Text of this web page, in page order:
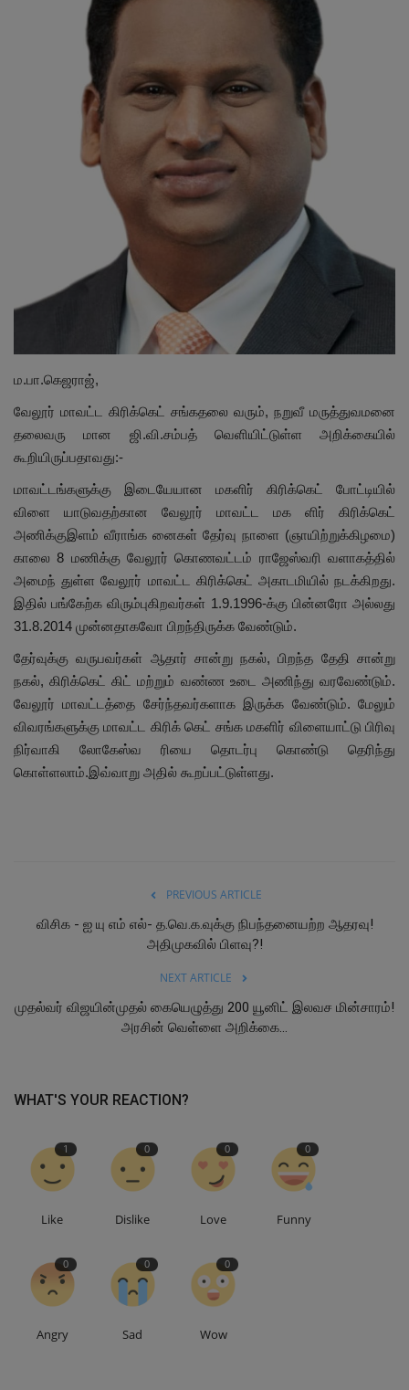
நீச்சலடித்து தப்பிய மாமியார்! தண்ணிரில்
ம.பா.கெஜராஜ்,
வேலூர் மாவட்ட கிரிக்கெட் சங்கதலை வரும், நறுவீ மருத்துவமனை
தலைவரு மான ஜி.வி.சம்பத் வெளியிட்டுள்ள அறிக்கையில்
கூறியிருப்பதாவது:-
மாவட்டங்களுக்கு இடையேயான மகளிர் கிரிக்கெட் போட்டியில்
விளை யாடுவதற்கான வேலூர் மாவட்ட மக ளிர் கிரிக்கெட்
அணிக்குஇளம் வீராங்க னைகள் தேர்வு நாளை (ஞாயிற்றுக்கிழமை)
காலை 8 மணிக்கு வேலூர் கொணவட்டம் ராஜேஸ்வரி வளாகத்தில்
அமைந் துள்ள வேலூர் மாவட்ட கிரிக்கெட் அகாடமியில் நடக்கிறது.
இதில் பங்கேற்க விரும்புகிறவர்கள் 1.9.1996-க்கு பின்னரோ அல்லது
31.8.2014 முன்னதாகவோ பிறந்திருக்க வேண்டும்.
தேர்வுக்கு வருபவர்கள் ஆதார் சான்று நகல், பிறந்த தேதி சான்று
நகல், கிரிக்கெட் கிட் மற்றும் வண்ண உடை அணிந்து வரவேண்டும்.
வேலூர் மாவட்டத்தை சேர்ந்தவர்களாக இருக்க வேண்டும். மேலும்
விவரங்களுக்கு மாவட்ட கிரிக் கெட் சங்க மகளிர் விளையாட்டு பிரிவு
நிர்வாகி லோகேஸ்வ ரியை தொடர்பு கொண்டு தெரிந்து
கொள்ளலாம்.இவ்வாறு அதில் கூறப்பட்டுள்ளது.
PREVIOUS ARTICLE
விசிக - ஐ யு எம் எல்- த.வெ.க.வுக்கு நிபந்தனையற்ற ஆதரவு!
அதிமுகவில் பிளவு?!
NEXT ARTICLE
முதல்வர் விஜயின்முதல் கையெழுத்து 200 யூனிட் இலவச மின்சாரம்!
அரசின் வெள்ளை அறிக்கை...
WHAT'S YOUR REACTION?
1
Like
0
Dislike
0
Love
0
Funny
0
Angry
0
Sad
0
Wow